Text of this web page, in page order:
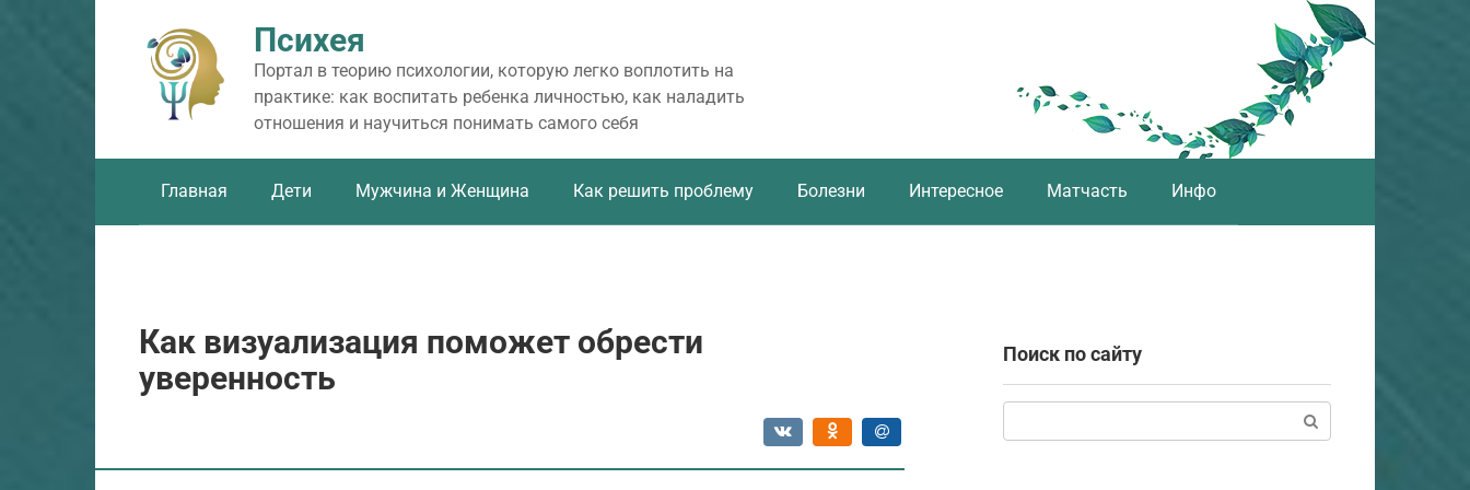
Психея
Портал в теорию психологии, которую легко воплотить на
практике: как воспитать ребенка личностью, как наладить
отношения и научиться понимать самого себя
Главная Дети Мужчина и Женщина Как решить проблему Болезни Интересное Матчасть Инфо
Как визуализация поможет обрести
уверенность
Поиск по сайту